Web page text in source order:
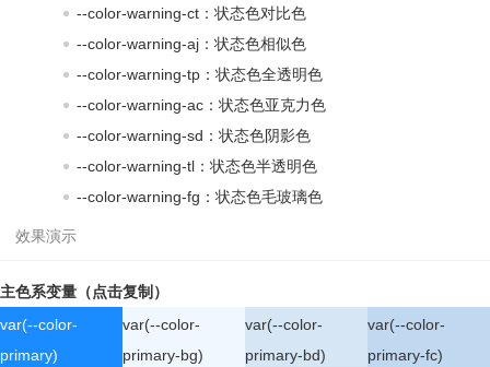
--color-warning-ct：状态色对比色
--color-warning-aj：状态色相似色
--color-warning-tp：状态色全透明色
--color-warning-ac：状态色亚克力色
--color-warning-sd：状态色阴影色
--color-warning-tl：状态色半透明色
--color-warning-fg：状态色毛玻璃色
主色系变量（点击复制）
var(--color-
primary)
var(--color-
primary-bg)
var(--color-
primary-bd)
var(--color-
primary-fc)